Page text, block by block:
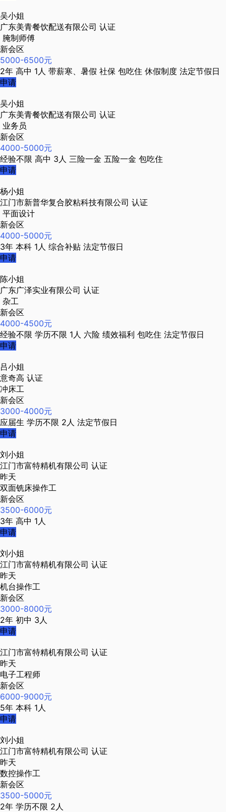
吴小姐
广东美青餐饮配送有限公司 认证
腌制师傅
新会区
5000-6500元
2年 高中 1人 带薪寒、暑假 社保 包吃住 休假制度 法定节假日
申请
吴小姐
广东美青餐饮配送有限公司 认证
业务员
新会区
4000-5000元
经验不限 高中 3人 三险一金 五险一金 包吃住
申请
杨小姐
江门市新普华复合胶粘科技有限公司 认证
平面设计
新会区
4000-5000元
3年 本科 1人 综合补贴 法定节假日
申请
陈小姐
广东广泽实业有限公司 认证
杂工
新会区
4000-4500元
经验不限 学历不限 1人 六险 绩效福利 包吃住 法定节假日
申请
吕小姐
意奇高 认证
冲床工
新会区
3000-4000元
应届生 学历不限 2人 法定节假日
申请
刘小姐
江门市富特精机有限公司 认证
昨天
双面铣床操作工
新会区
3500-6000元
3年 高中 1人
申请
刘小姐
江门市富特精机有限公司 认证
昨天
机台操作工
新会区
3000-8000元
2年 初中 3人
申请
江门市富特精机有限公司 认证
昨天
电子工程师
新会区
6000-9000元
5年 本科 1人
申请
刘小姐
江门市富特精机有限公司 认证
昨天
数控操作工
新会区
3500-5000元
2年 学历不限 2人